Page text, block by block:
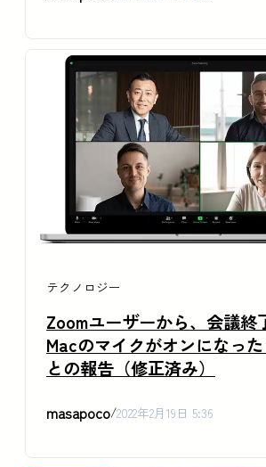
テクノロジー
Zoomユーザーから、会議終
Macのマイクがオンになっ
との報告（修正済み）
masapoco/2022年2月19日 5:36